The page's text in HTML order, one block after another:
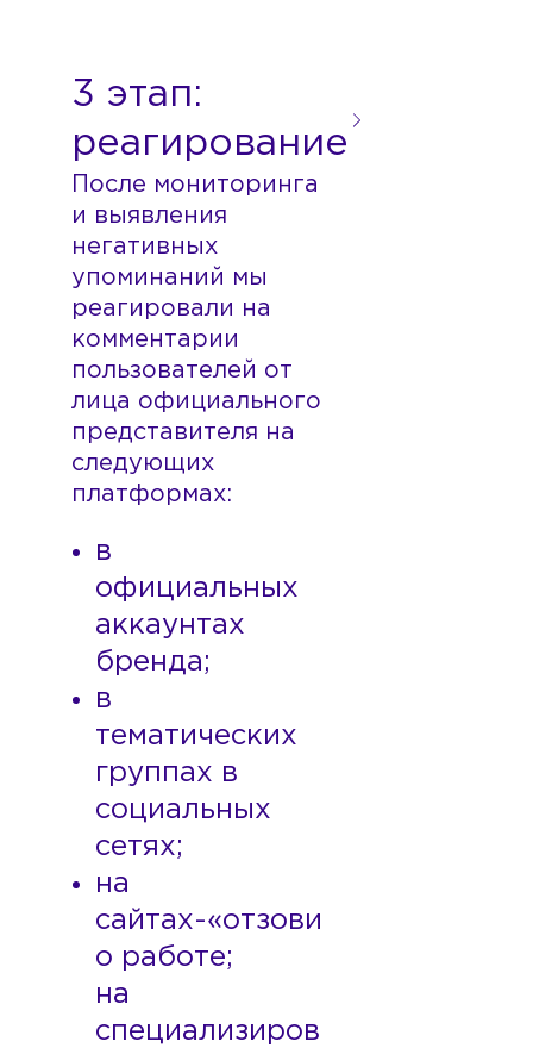
После мониторинга
и выявления
негативных
упоминаний мы
реагировали на
комментарии
пользователей от
лица официального
представителя на
следующих
платформах:
в
официальных
аккаунтах
бренда;
в
тематических
группах в
социальных
сетях;
на
сайтах-«отзовиках»
о работе;
на
специализированных